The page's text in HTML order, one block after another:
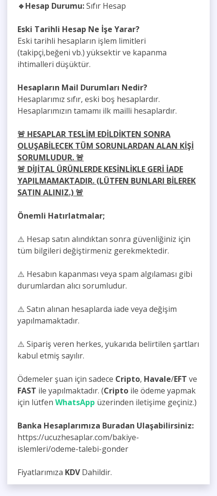
🔹Hesap Durumu:Sıfır Hesap
Eski Tarihli Hesap Ne İşe Yarar?
Eski tarihli hesapların işlem limitleri
(takipçi,beğeni vb.) yüksektir ve kapanma
ihtimalleri düşüktür.
Hesapların Mail Durumları Nedir?
Hesaplarımız sıfır, eski boş hesaplardır.
Hesaplarımızın tamamı ilk mailli hesaplardır.
🚨 HESAPLAR TESLİM EDİLDİKTEN SONRA
OLUŞABİLECEK TÜM SORUNLARDAN ALAN KİŞİ
SORUMLUDUR. 🚨
🚨 DİJİTAL ÜRÜNLERDE KESİNLİKLE GERİ İADE
YAPILMAMAKTADIR. (LÜTFEN BUNLARI BİLEREK
SATIN ALINIZ.) 🚨
Önemli Hatırlatmalar;
⚠️ Hesap satın alındıktan sonra güvenliğiniz için
tüm bilgileri değiştirmeniz gerekmektedir.
⚠️ Hesabın kapanması veya spam algılaması gibi
durumlardan alıcı sorumludur.
⚠️ Satın alınan hesaplarda iade veya değişim
yapılmamaktadır.
⚠️ Sipariş veren herkes, yukarıda belirtilen şartları
kabul etmiş sayılır.
Ödemeler şuan için sadece Cripto, Havale/EFT ve
FAST ile yapılmaktadır. (Cripto ile ödeme yapmak
için lütfen WhatsApp üzerinden iletişime geçiniz.)
Banka Hesaplarımıza Buradan Ulaşabilirsiniz:
https://ucuzhesaplar.com/bakiye-
islemleri/odeme-talebi-gonder
Fiyatlarımıza KDVDahildir.